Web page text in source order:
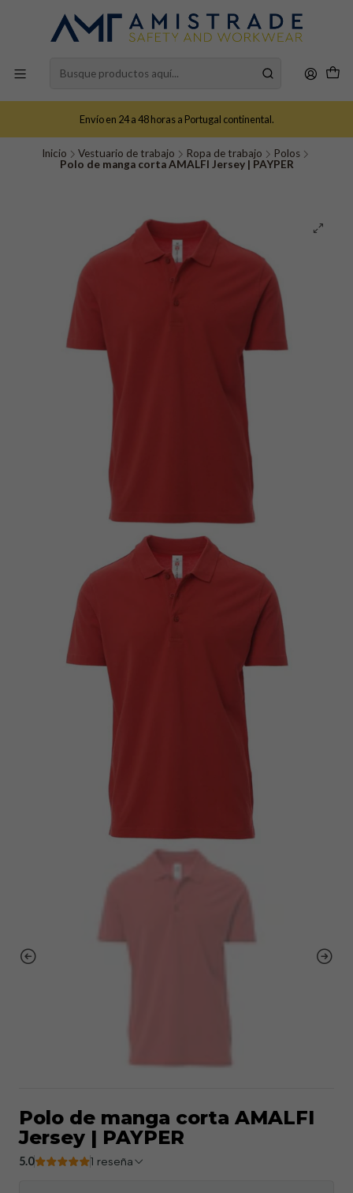
Envío en 24 a 48 horas a Portugal continental.
Inicio Vestuario de trabajo Ropa de trabajo
Polos
Polo de manga corta AMALFI Jersey | PAYPER
Polo de manga corta AMALFI
Jersey | PAYPER
5.0 1 reseña